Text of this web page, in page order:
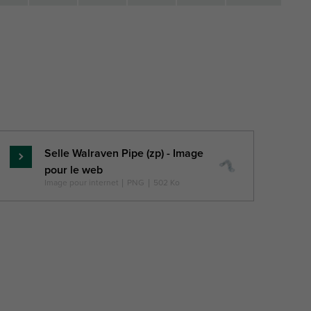
savoir
plus
Selle Walraven Pipe (zp) - Image
pour le web
Image pour internet PNG 502 Ko